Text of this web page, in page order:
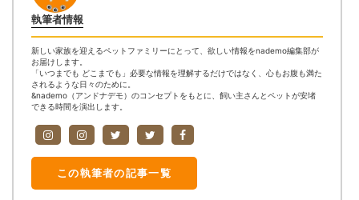
執筆者情報
新しい家族を迎えるペットファミリーにとって、欲しい情報をnademo編集部が
お届けします。
「いつまでも どこまでも」必要な情報を理解するだけではなく、心もお腹も満た
されるような日々のために。
&nademo（アンドナデモ）のコンセプトをもとに、飼い主さんとペットが安堵
できる時間を演出します。
この執筆者の記事一覧